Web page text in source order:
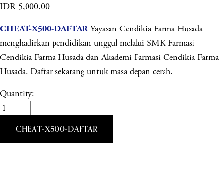
IDR 5,000.00
CHEAT-X500-DAFTARYayasan Cendikia Farma Husada
menghadirkan pendidikan unggul melalui SMK Farmasi
Cendikia Farma Husada dan Akademi Farmasi Cendikia Farma
Husada. Daftar sekarang untuk masa depan cerah.
Quantity:
CHEAT-X500-DAFTAR